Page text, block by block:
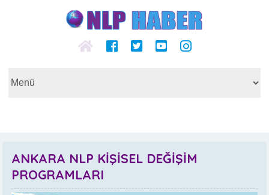
ANKARA NLP KİŞİSEL DEĞİŞİM
PROGRAMLARI